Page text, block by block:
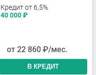
Кредит от 6,5%
40 000₽
от 22 860 ₽/мес.
В КРЕДИТ